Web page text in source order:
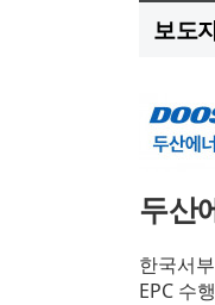
보도
두산
한국서
EPC 수